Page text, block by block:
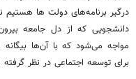
درگیر برنامه‌های دولت ها هستیم
دانشجویی که از دل جامعه بیرون
مواجه می‌شود که با آن‌ها بیگانه
برای توسعه اجتماعی در نظر گرفته